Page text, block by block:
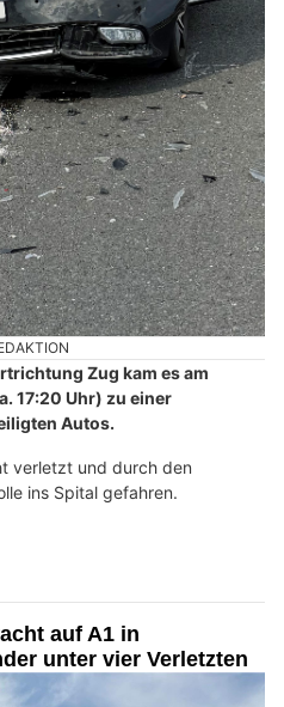
Zug kam es am
17:20 Uhr) zu einer
Autos.
verletzt und durch den
ins Spital gefahren.
auf A1 in
unter vier Verletzten